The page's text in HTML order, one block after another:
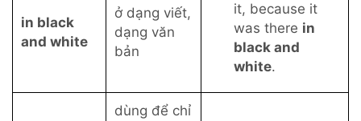
in black
and white
ở dạng viết,
dạng văn
bản
it, because it
was there in
black and
white.
dùng để chỉ